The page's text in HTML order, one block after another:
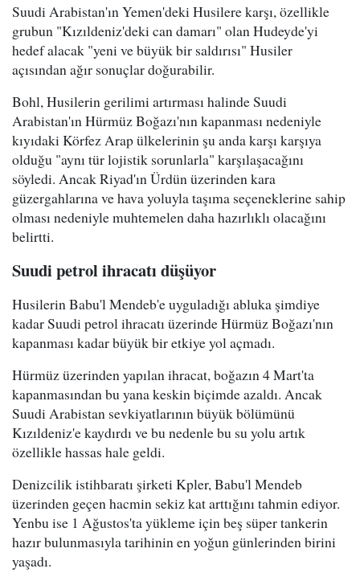
Suudi Arabistan'ın Yemen'deki Husilere karşı, özellikle
grubun "Kızıldeniz'deki can damarı" olan Hudeyde'yi
hedef alacak "yeni ve büyük bir saldırısı" Husiler
açısından ağır sonuçlar doğurabilir.
Bohl, Husilerin gerilimi artırması halinde Suudi
Arabistan'ın Hürmüz Boğazı'nın kapanması nedeniyle
kıyıdaki Körfez Arap ülkelerinin şu anda karşı karşıya
olduğu "aynı tür lojistik sorunlarla" karşılaşacağını
söyledi. Ancak Riyad'ın Ürdün üzerinden kara
güzergahlarına ve hava yoluyla taşıma seçeneklerine sahip
olması nedeniyle muhtemelen daha hazırlıklı olacağını
belirtti.
Suudi petrol ihracatı düşüyor
Husilerin Babu'l Mendeb'e uyguladığı abluka şimdiye
kadar Suudi petrol ihracatı üzerinde Hürmüz Boğazı'nın
kapanması kadar büyük bir etkiye yol açmadı.
Hürmüz üzerinden yapılan ihracat, boğazın 4 Mart'ta
kapanmasından bu yana keskin biçimde azaldı. Ancak
Suudi Arabistan sevkiyatlarının büyük bölümünü
Kızıldeniz'e kaydırdı ve bu nedenle bu su yolu artık
özellikle hassas hale geldi.
Denizcilik istihbaratı şirketi Kpler, Babu'l Mendeb
üzerinden geçen hacmin sekiz kat arttığını tahmin ediyor.
Yenbu ise 1 Ağustos'ta yükleme için beş süper tankerin
hazır bulunmasıyla tarihinin en yoğun günlerinden birini
yaşadı.